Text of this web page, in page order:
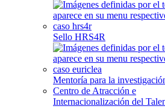
Sello HRS4R
Mentoría para la
Centro de Atracción e
Internacionalización del